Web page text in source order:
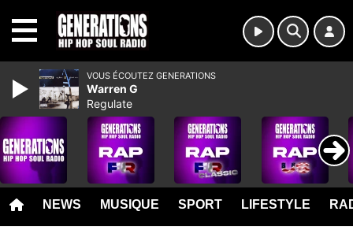
NEWS MUSIQUE SPORT LIFESTYLE
VOUS ÉCOUTEZ GENERATIONS
Warren G
Regulate